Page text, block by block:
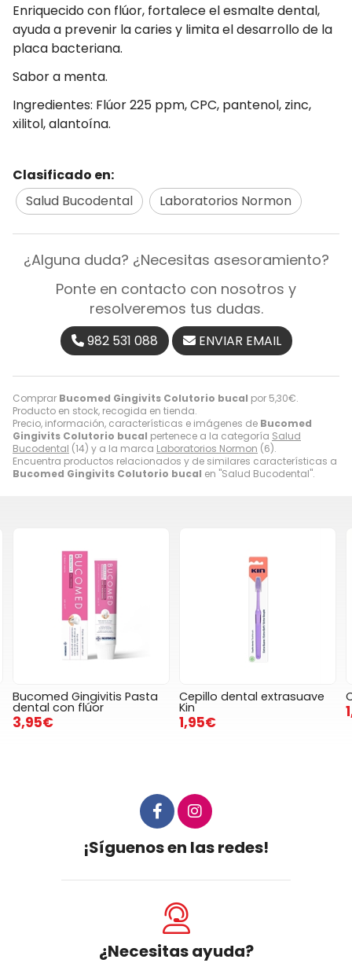
Comprar Bucomed Gingivits Colutorio bucal por 5,30€.
Producto en stock, recogida en tienda.
Precio, información, características e imágenes de Bucomed
Gingivits Colutorio bucal pertenece a la categoría Salud
Bucodental (14) y a la marca Laboratorios Normon (6).
Encuentra productos relacionados y de similares características a
Bucomed Gingivits Colutorio bucal en "Salud Bucodental".
Enriquecido con flúor, fortalece el esmalte dental,
ayuda a prevenir la caries y limita el desarrollo de la
placa bacteriana.
Sabor a menta.
Ingredientes: Flúor 225 ppm, CPC, pantenol, zinc,
xilitol, alantoína.
Clasificado en:
Salud Bucodental
Laboratorios Normon
¿Alguna duda? ¿Necesitas asesoramiento?
Ponte en contacto con nosotros y
resolveremos tus dudas.
982 531 088 ENVIAR EMAIL
Bucomed Gingivitis Pasta
dental con flúor
3,95€
Cepillo dental extrasuave
Kin
1,95€
¡Síguenos en las redes!
¿Necesitas ayuda?